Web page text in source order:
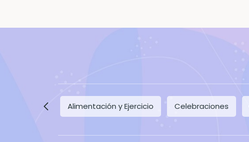
Alimentación y Ejercicio Celebraciones